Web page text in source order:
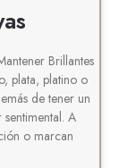
Brillantes
plata, platino o
de tener un
A
o marcan